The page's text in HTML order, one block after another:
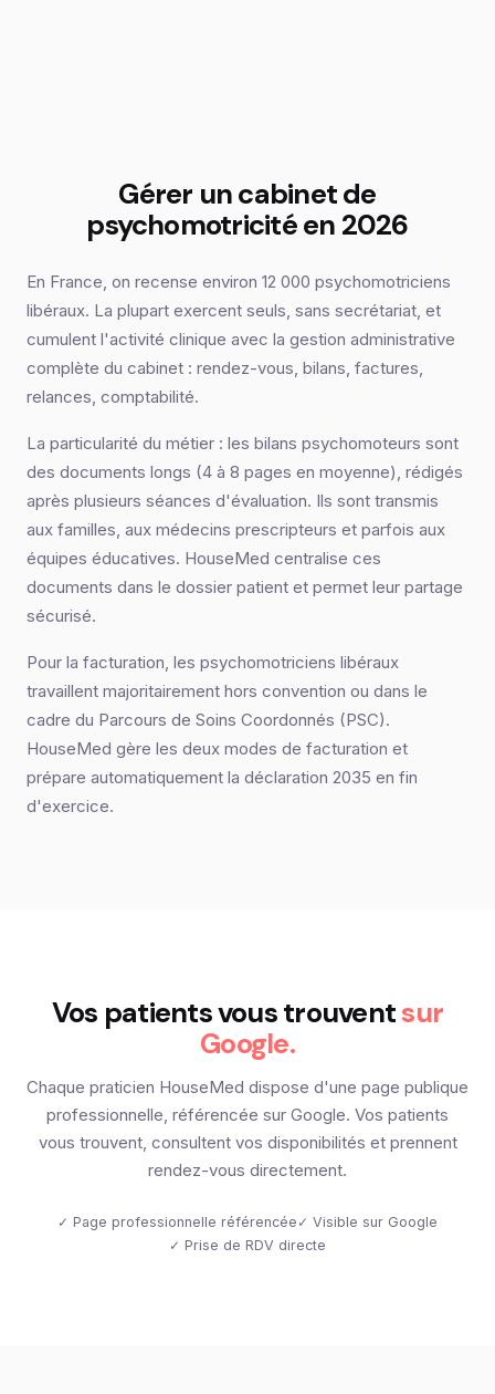
Gérer un cabinet de
psychomotricité en 2026
En France, on recense environ 12 000 psychomotriciens
libéraux. La plupart exercent seuls, sans secrétariat, et
cumulent l'activité clinique avec la gestion administrative
complète du cabinet : rendez-vous, bilans, factures,
relances, comptabilité.
La particularité du métier : les bilans psychomoteurs sont
des documents longs (4 à 8 pages en moyenne), rédigés
après plusieurs séances d'évaluation. Ils sont transmis
aux familles, aux médecins prescripteurs et parfois aux
équipes éducatives. HouseMed centralise ces
documents dans le dossier patient et permet leur partage
sécurisé.
Pour la facturation, les psychomotriciens libéraux
travaillent majoritairement hors convention ou dans le
cadre du Parcours de Soins Coordonnés (PSC).
HouseMed gère les deux modes de facturation et
prépare automatiquement la déclaration 2035 en fin
d'exercice.
Vos patients vous trouventsur
Google.
Chaque praticien HouseMed dispose d'une page publique
professionnelle, référencée sur Google. Vos patients
vous trouvent, consultent vos disponibilités et prennent
rendez-vous directement.
✓ Page professionnelle référencée ✓ Visible sur Google
✓ Prise de RDV directe